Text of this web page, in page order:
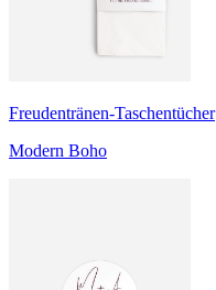
Freudentränen-Taschentücher
Modern Boho